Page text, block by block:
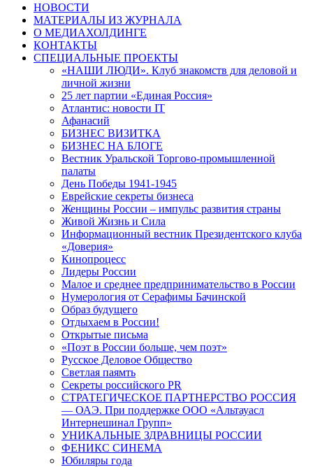
НОВОСТИ
МАТЕРИАЛЫ ИЗ ЖУРНАЛА
О МЕДИАХОЛДИНГЕ
КОНТАКТЫ
СПЕЦИАЛЬНЫЕ ПРОЕКТЫ
«НАШИ ЛЮДИ». Клуб знакомств для деловой и
личной жизни
25 лет партии «Единая Россия»
Атлантис: новости IT
Афанасий
БИЗНЕС ВИЗИТКА
БИЗНЕС НА БЛОГЕ
Вестник Уральской Торгово-промышленной
палаты
День Победы 1941-1945
Еврейские секреты бизнеса
Женщины России – импульс развития страны
Живой Жизнь и Сила
Информационный вестник Президентского клуба
«Доверия»
Кинопроцесс
Лидеры России
Малое и среднее предпринимательство в России
Нумерология от Серафимы Бачинской
Образ будущего
Отдыхаем в России!
Открытые письма
«Поэт в России больше, чем поэт»
Русское Деловое Общество
Светлая паямть
Секреты российского PR
СТРАТЕГИЧЕСКОЕ ПАРТНЕРСТВО РОССИЯ
— ОАЭ. При поддержке ООО «Альтауасл
Интернешинал Групп»
УНИКАЛЬНЫЕ ЗДРАВНИЦЫ РОССИИ
ФЕНИКС СИНЕМА
Юбиляры года